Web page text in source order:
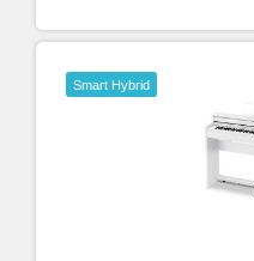
Smart Hybrid